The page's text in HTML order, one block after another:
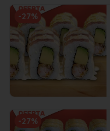
-27%
-27%